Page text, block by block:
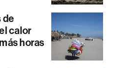
de
calor
horas